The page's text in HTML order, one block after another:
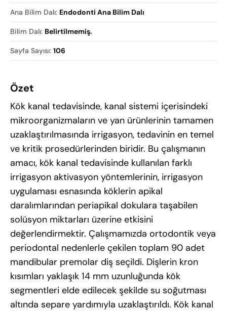
Ana Bilim Dalı: Endodonti Ana Bilim Dalı
Bilim Dalı: Belirtilmemiş.
Sayfa Sayısı: 106
Özet
Kök kanal tedavisinde, kanal sistemi içerisindeki
mikroorganizmaların ve yan ürünlerinin tamamen
uzaklaştırılmasında irrigasyon, tedavinin en temel
ve kritik prosedürlerinden biridir. Bu çalışmanın
amacı, kök kanal tedavisinde kullanılan farklı
irrigasyon aktivasyon yöntemlerinin, irrigasyon
uygulaması esnasında köklerin apikal
daralımlarından periapikal dokulara taşabilen
solüsyon miktarları üzerine etkisini
değerlendirmektir. Çalışmamızda ortodontik veya
periodontal nedenlerle çekilen toplam 90 adet
mandibular premolar diş seçildi. Dişlerin kron
kısımları yaklaşık 14 mm uzunluğunda kök
segmentleri elde edilecek şekilde su soğutması
altında separe yardımıyla uzaklaştırıldı. Kök kanal